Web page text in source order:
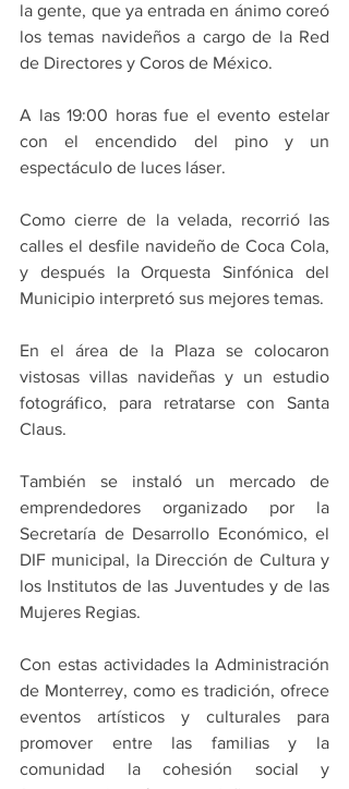
la gente, que ya entrada en ánimo coreó
los temas navideños a cargo de la Red
de Directores y Coros de México.
A las 19:00 horas fue el evento estelar
con el encendido del pino y un
espectáculo de luces láser.
Como cierre de la velada, recorrió las
calles el desfile navideño de Coca Cola,
y después la Orquesta Sinfónica del
Municipio interpretó sus mejores temas.
En el área de la Plaza se colocaron
vistosas villas navideñas y un estudio
fotográfico, para retratarse con Santa
Claus.
También se instaló un mercado de
emprendedores organizado por la
Secretaría de Desarrollo Económico, el
DIF municipal, la Dirección de Cultura y
los Institutos de las Juventudes y de las
Mujeres Regias.
Con estas actividades la Administración
de Monterrey, como es tradición, ofrece
eventos artísticos y culturales para
promover entre las familias y la
comunidad la cohesión social y